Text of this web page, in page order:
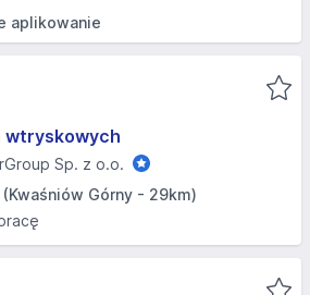
aplikowanie
wtryskowych
Sp. z o.o.
Górny - 29km)